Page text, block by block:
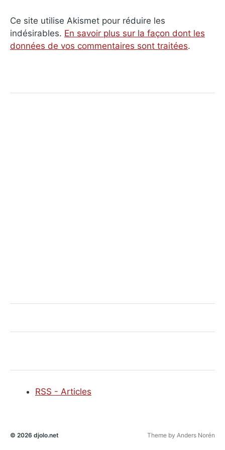
Ce site utilise Akismet pour réduire les
indésirables. En savoir plus sur la façon dont les
données de vos commentaires sont traitées.
RSS - Articles
© 2026 djolo.net Theme by Anders Norén